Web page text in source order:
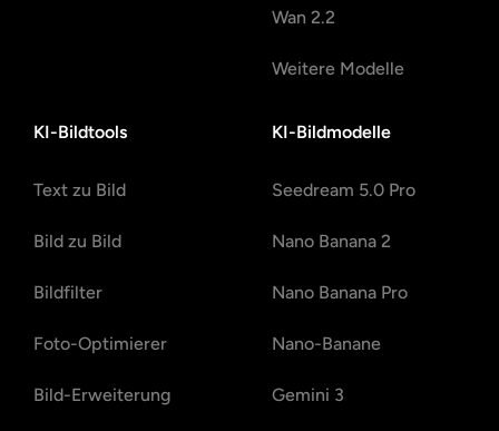
Wan 2.2
Weitere Modelle
KI-Bildtools
Text zu Bild
Bild zu Bild
Bildfilter
Foto-Optimierer
Bild-Erweiterung
KI-Bildmodelle
Seedream 5.0 Pro
Nano Banana 2
Nano Banana Pro
Nano-Banane
Gemini 3